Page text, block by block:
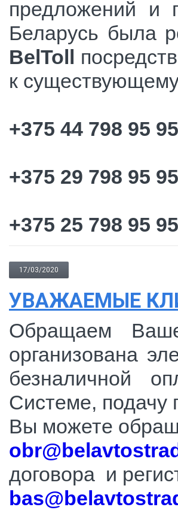
предложений и
Беларусь была
BelToll
к
+375 44 798 95 95
+375 29 798 95 95
+375 25 798 95 95
17/03/2020
УВАЖАЕМЫЕ
Обращаем
организована
безналичной
Системе, подачу
Вы можете
договора и